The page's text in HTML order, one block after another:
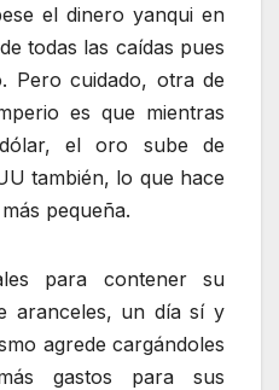
el dinero yanqui en
todas las caídas pues
Pero cuidado, otra de
es que mientras
el oro sube de
también, lo que hace
pequeña.
para contener su
aranceles, un día sí y
agrede cargándoles
gastos para sus